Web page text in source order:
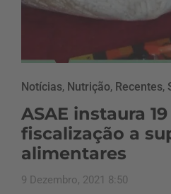
Notícias, Nutrição, Recentes,
ASAE instaura
fiscalização a
alimentares
9 Dezembro, 2021 8:50